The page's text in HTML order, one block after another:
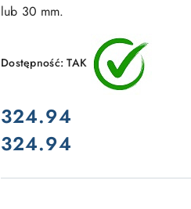
lub 30 mm.
Dostępność:TAK
cena:
324.94
Cena:
324.94